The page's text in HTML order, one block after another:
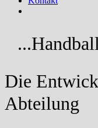
Die
Abteilung